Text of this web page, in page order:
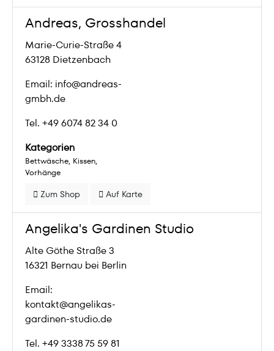
Andreas, Grosshandel
Marie-Curie-Straße 4
63128 Dietzenbach
Email: info@andreas-
gmbh.de
Tel. +49 6074 82 34 0
Kategorien
Bettwäsche Kissen
Vorhänge
Zum Shop Auf Karte
Angelika's Gardinen Studio
Alte Göthe Straße 3
16321 Bernau bei Berlin
Email:
kontakt@angelikas-
gardinen-studio.de
Tel. +49 3338 75 59 81